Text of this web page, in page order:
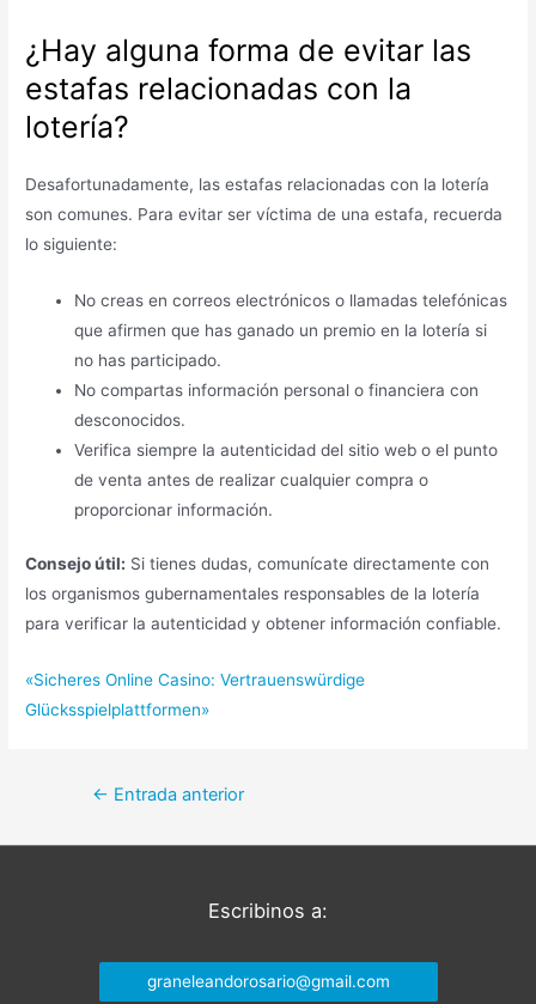
¿Hay alguna forma de evitar las
estafas relacionadas con la
lotería?
Desafortunadamente, las estafas relacionadas con la lotería
son comunes. Para evitar ser víctima de una estafa, recuerda
lo siguiente:
No creas en correos electrónicos o llamadas telefónicas
que afirmen que has ganado un premio en la lotería si
no has participado.
No compartas información personal o financiera con
desconocidos.
Verifica siempre la autenticidad del sitio web o el punto
de venta antes de realizar cualquier compra o
proporcionar información.
Consejo útil: Si tienes dudas, comunícate directamente con
los organismos gubernamentales responsables de la lotería
para verificar la autenticidad y obtener información confiable.
«Sicheres Online Casino: Vertrauenswürdige
Glücksspielplattformen»
Navegación
entradas
← Entrada anterior
Escribinos a:
graneleandorosario@gmail.com